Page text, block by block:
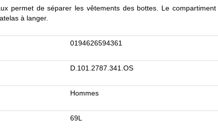
permet de séparer les vêtements des bottes. Le
à langer.
0194626594361
D.101.2787.341.OS
Hommes
69L